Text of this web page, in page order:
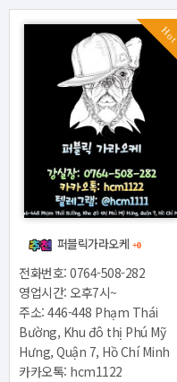
Hot
퍼블릭가라오케 +0
전화번호: 0764-508-282
영업시간: 오후7시~
주소: 446-448 Phạm Thái
Bường, Khu đô thị Phú Mỹ
Hưng, Quận 7, Hồ Chí Minh
카카오톡: hcm1122